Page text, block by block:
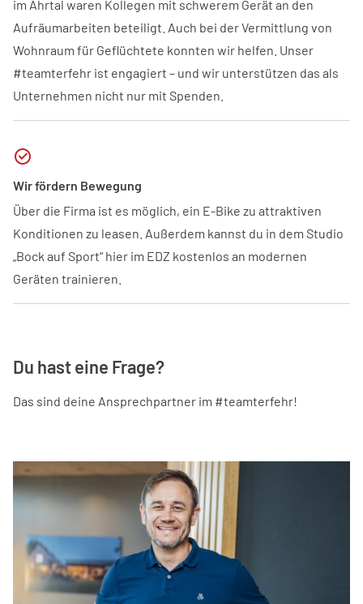
im Ahrtal waren Kollegen mit schwerem Gerät an den
Aufräumarbeiten beteiligt. Auch bei der Vermittlung von
Wohnraum für Geflüchtete konnten wir helfen. Unser
#teamterfehr ist engagiert – und wir unterstützen das als
Unternehmen nicht nur mit Spenden.
Wir fördern Bewegung
Über die Firma ist es möglich, ein E-Bike zu attraktiven
Konditionen zu leasen. Außerdem kannst du in dem Studio
„Bock auf Sport“ hier im EDZ kostenlos an modernen
Geräten trainieren.
Du hast eine Frage?
Das sind deine Ansprechpartner im #teamterfehr!